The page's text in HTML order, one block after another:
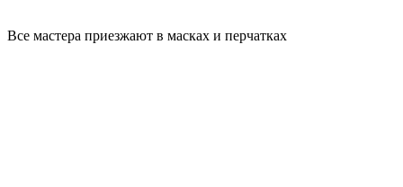
Все мастера приезжают в масках и перчатках